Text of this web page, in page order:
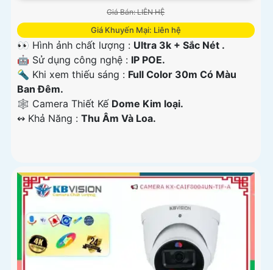
Giá Bán: LIÊN HỆ
Giá Khuyến Mại: Liên hệ
👀 Hình ảnh chất lượng : Ultra 3k + Sắc Nét .
🤖️ Sử dụng công nghệ : IP POE.
🔦 Khi xem thiếu sáng : Full Color 30m Có Màu
Ban Ðêm.
🕸️ Camera Thiết Kế Dome Kim loại.
️↭ Khả Năng : Thu Âm Và Loa.